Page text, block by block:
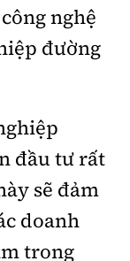
nghệ
đường
đầu tư rất
sẽ đảm
doanh
trong